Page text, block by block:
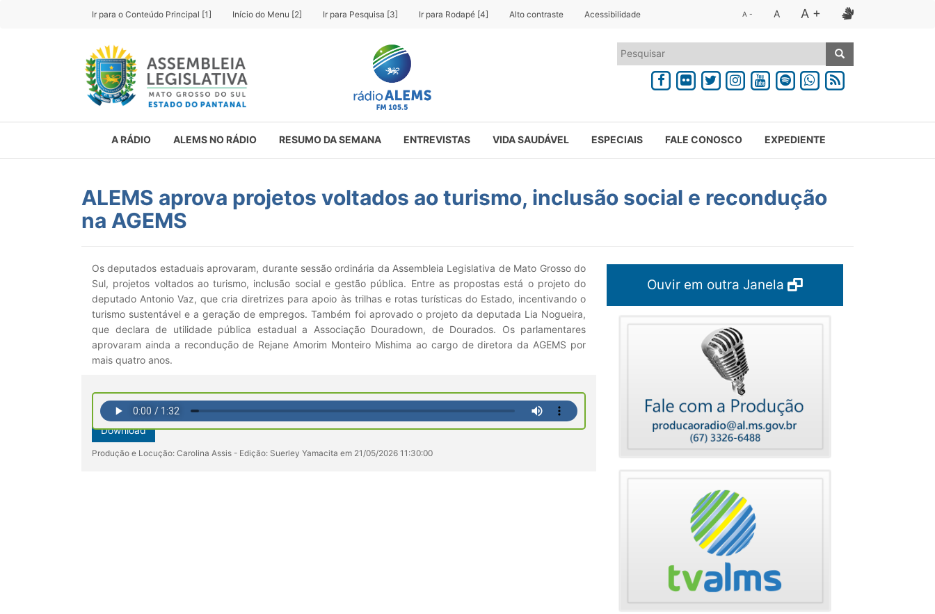
Ir para o Conteúdo Principal [1] Início do Menu [2] Ir para Pesquisa [3] Ir para Rodapé [4] Alto contraste Acessibilidade A - A A +
A RÁDIO ALEMS NO RÁDIO RESUMO DA SEMANA ENTREVISTAS VIDA SAUDÁVEL ESPECIAIS FALE CONOSCO EXPEDIENTE
ALEMS aprova projetos voltados ao turismo, inclusão social e recondução
na AGEMS
Os deputados estaduais aprovaram, durante sessão ordinária da Assembleia Legislativa de Mato Grosso do
Sul, projetos voltados ao turismo, inclusão social e gestão pública. Entre as propostas está o projeto do
deputado Antonio Vaz, que cria diretrizes para apoio às trilhas e rotas turísticas do Estado, incentivando o
turismo sustentável e a geração de empregos. Também foi aprovado o projeto da deputada Lia Nogueira,
que declara de utilidade pública estadual a Associação Douradown, de Dourados. Os parlamentares
aprovaram ainda a recondução de Rejane Amorim Monteiro Mishima ao cargo de diretora da AGEMS por
mais quatro anos.
Download
Produção e Locução: Carolina Assis - Edição: Suerley Yamacita em 21/05/2026 11:30:00
Ouvir em outra Janela